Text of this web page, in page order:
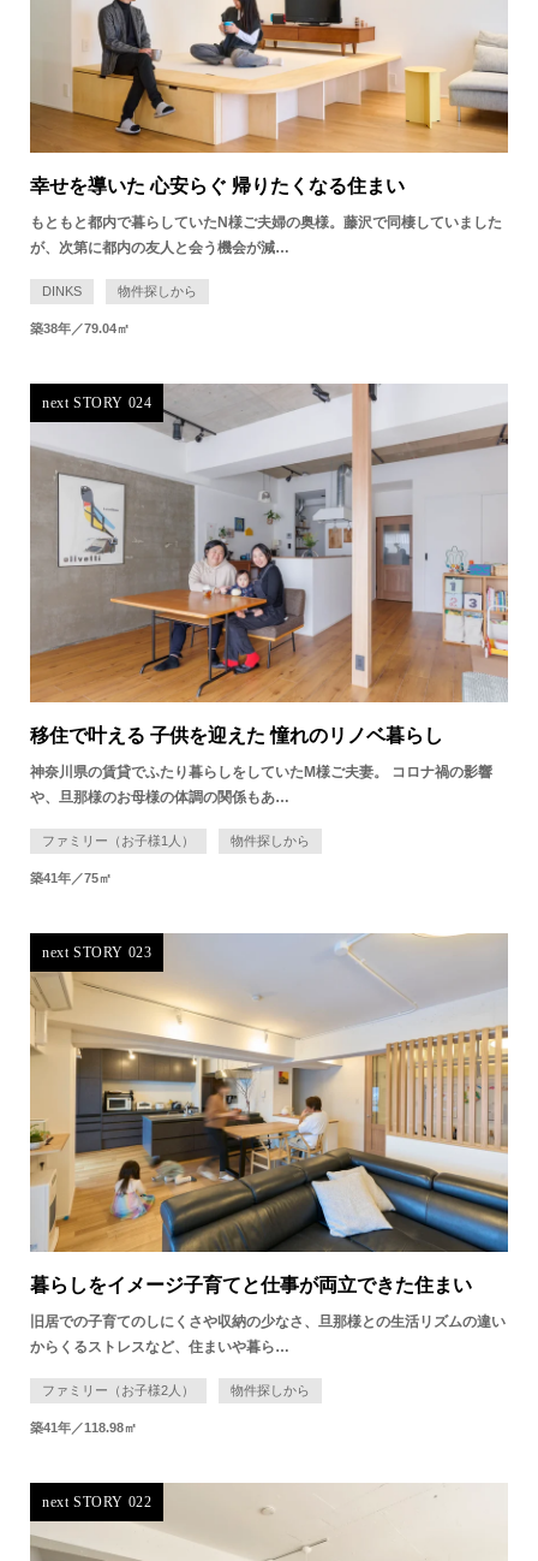
幸せを導いた 心安らぐ 帰りたくなる住まい
もともと都内で暮らしていたN様ご夫婦の奥様。藤沢で同棲していました
が、次第に都内の友人と会う機会が減…
DINKS 物件探しから
築38年／79.04㎡
next STORY 024
移住で叶える 子供を迎えた 憧れのリノベ暮らし
神奈川県の賃貸でふたり暮らしをしていたM様ご夫妻。 コロナ禍の影響
や、旦那様のお母様の体調の関係もあ…
ファミリー（お子様1人） 物件探しから
築41年／75㎡
next STORY 023
暮らしをイメージ子育てと仕事が両立できた住まい
旧居での子育てのしにくさや収納の少なさ、旦那様との生活リズムの違い
からくるストレスなど、住まいや暮ら…
ファミリー（お子様2人） 物件探しから
築41年／118.98㎡
next STORY 022